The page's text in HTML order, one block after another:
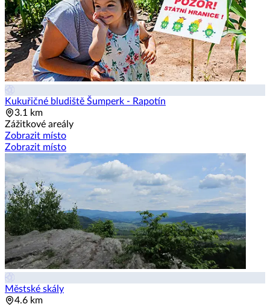
Kukuřičné bludiště Šumperk - Rapotín
3.1 km
Zážitkové areály
Zobrazit místo
Zobrazit místo
Městské skály
4.6 km